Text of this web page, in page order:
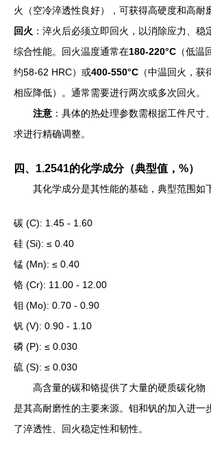
火（空冷淬透性良好），可获得高硬度和高耐
回火 ：淬火后必须立即回火，以消除应力、稳
综合性能。回火温度通常在180-220°C （低温
约58-62 HRC）或400-550°C （中温回火，
相应降低）。通常需要进行两次或多次回火。
注意 ：具体的热处理参数需根据工件尺寸
求进行精确调整。
四、1.2541的化学成分（典型值，%）
其化学成分是其性能的基础，典型范围如
碳 (C): 1.45 - 1.60
硅 (Si): ≤ 0.40
锰 (Mn): ≤ 0.40
铬 (Cr): 11.00 - 12.00
钼 (Mo): 0.70 - 0.90
钒 (V): 0.90 - 1.10
磷 (P): ≤ 0.030
硫 (S): ≤ 0.030
高含量的碳和铬提供了大量的硬质碳化物
是其高耐磨性的主要来源。钼和钒的加入进一
了淬透性、回火稳定性和韧性。